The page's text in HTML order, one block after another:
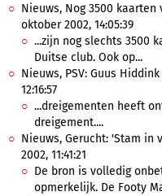
Nieuws, Nog 3500 kaarten
oktober 2002, 14:05:39
...zijn nog slechts 3500
Duitse club. Ook op...
Nieuws, PSV: Guus
12:16:57
...dreigementen heeft
dreigement....
Nieuws, Gerucht: 'Stam in
2002, 11:41:21
De bron is volledig
opmerkelijk. De Footy